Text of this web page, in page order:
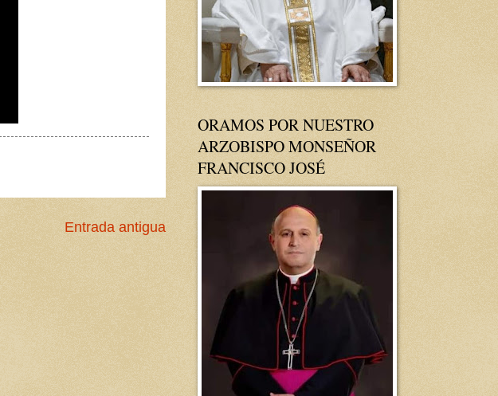
Entrada antigua
ORAMOS POR NUESTRO
ARZOBISPO MONSEÑOR
FRANCISCO JOSÉ